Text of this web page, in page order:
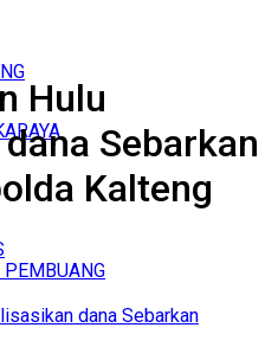
Hulu
Sebarkan
Kalteng
PEMBUANG